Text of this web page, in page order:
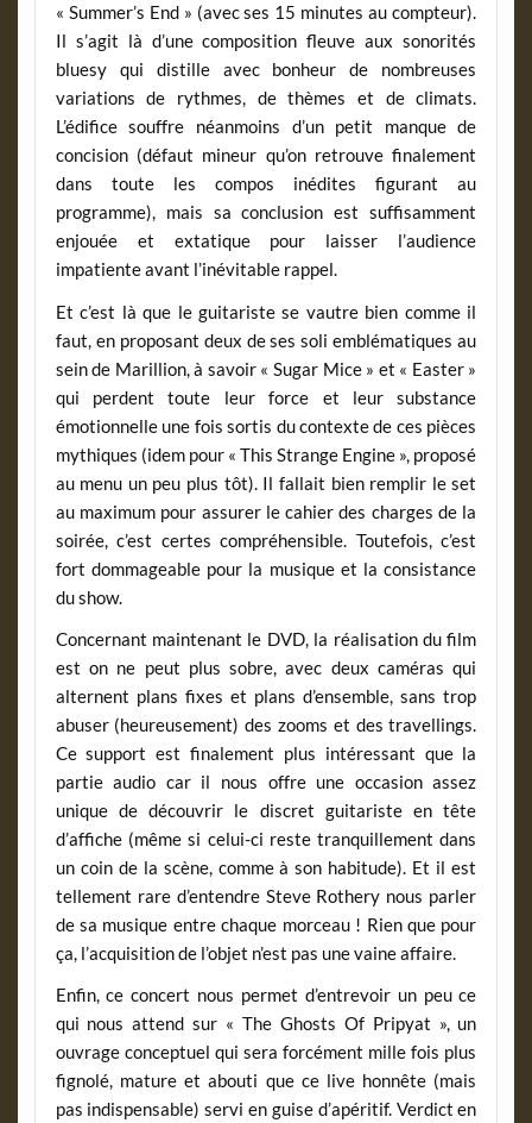
« Summer’s End » (avec ses 15 minutes au compteur).
Il s’agit là d’une composition fleuve aux sonorités
bluesy qui distille avec bonheur de nombreuses
variations de rythmes, de thèmes et de climats.
L’édifice souffre néanmoins d’un petit manque de
concision (défaut mineur qu’on retrouve finalement
dans toute les compos inédites figurant au
programme), mais sa conclusion est suffisamment
enjouée et extatique pour laisser l’audience
impatiente avant l’inévitable rappel.
Et c’est là que le guitariste se vautre bien comme il
faut, en proposant deux de ses soli emblématiques au
sein de Marillion, à savoir « Sugar Mice » et « Easter »
qui perdent toute leur force et leur substance
émotionnelle une fois sortis du contexte de ces pièces
mythiques (idem pour « This Strange Engine », proposé
au menu un peu plus tôt). Il fallait bien remplir le set
au maximum pour assurer le cahier des charges de la
soirée, c’est certes compréhensible. Toutefois, c’est
fort dommageable pour la musique et la consistance
du show.
Concernant maintenant le DVD, la réalisation du film
est on ne peut plus sobre, avec deux caméras qui
alternent plans fixes et plans d’ensemble, sans trop
abuser (heureusement) des zooms et des travellings.
Ce support est finalement plus intéressant que la
partie audio car il nous offre une occasion assez
unique de découvrir le discret guitariste en tête
d’affiche (même si celui-ci reste tranquillement dans
un coin de la scène, comme à son habitude). Et il est
tellement rare d’entendre Steve Rothery nous parler
de sa musique entre chaque morceau ! Rien que pour
ça, l’acquisition de l’objet n’est pas une vaine affaire.
Enfin, ce concert nous permet d’entrevoir un peu ce
qui nous attend sur « The Ghosts Of Pripyat », un
ouvrage conceptuel qui sera forcément mille fois plus
fignolé, mature et abouti que ce live honnête (mais
pas indispensable) servi en guise d’apéritif. Verdict en